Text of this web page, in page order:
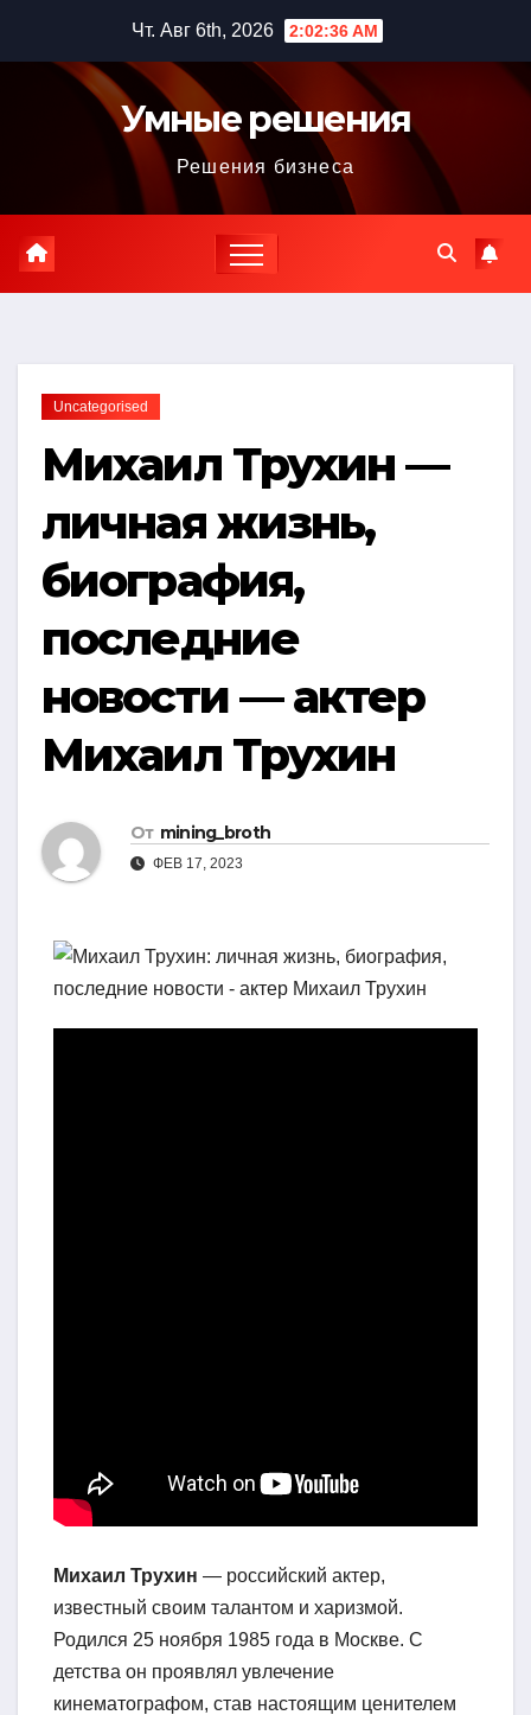
содержимому
Чт. Авг 6th, 2026 2:02:37 AM
Умные решения
Решения бизнеса
Uncategorised
Михаил Трухин —
личная жизнь,
биография,
последние
новости — актер
Михаил Трухин
От mining_broth
ФЕВ 17, 2023
Михаил Трухин — российский актер,
известный своим талантом и харизмой.
Родился 25 ноября 1985 года в Москве. С
детства он проявлял увлечение
кинематографом, став настоящим ценителем